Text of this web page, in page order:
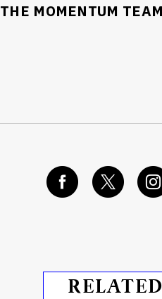
THE MOMENTUM TEAM